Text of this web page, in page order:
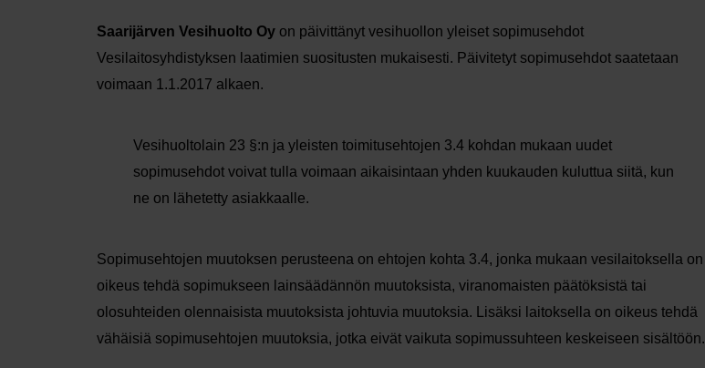
Saarijärven Vesihuolto Oy on päivittänyt vesihuollon yleiset sopimusehdot
Vesilaitosyhdistyksen laatimien suositusten mukaisesti. Päivitetyt sopimusehdot saatetaan
voimaan 1.1.2017 alkaen.
Vesihuoltolain 23 §:n ja yleisten toimitusehtojen 3.4 kohdan mukaan uudet
sopimusehdot voivat tulla voimaan aikaisintaan yhden kuukauden kuluttua siitä, kun
ne on lähetetty asiakkaalle.
Sopimusehtojen muutoksen perusteena on ehtojen kohta 3.4, jonka mukaan vesilaitoksella on
oikeus tehdä sopimukseen lainsäädännön muutoksista, viranomaisten päätöksistä tai
olosuhteiden olennaisista muutoksista johtuvia muutoksia. Lisäksi laitoksella on oikeus tehdä
vähäisiä sopimusehtojen muutoksia, jotka eivät vaikuta sopimussuhteen keskeiseen sisältöön.